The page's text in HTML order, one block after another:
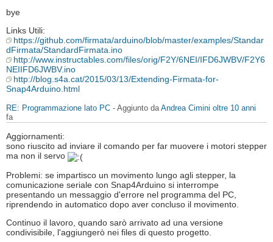
bye
Links Utili:
https://github.com/firmata/arduino/blob/master/examples/Standar
dFirmata/StandardFirmata.ino
http://www.instructables.com/files/orig/F2Y/6NEI/IFD6JWBV/F2Y6
NEIIFD6JWBV.ino
http://blog.s4a.cat/2015/03/13/Extending-Firmata-for-
Snap4Arduino.html
RE: Programmazione lato PC - Aggiunto daAndrea Cimini oltre 10 anni
fa
Aggiornamenti:
sono riuscito ad inviare il comando per far muovere i motori stepper
ma non il servo
Problemi: se impartisco un movimento lungo agli stepper, la
comunicazione seriale con Snap4Arduino si interrompe
presentando un messaggio d'errore nel programma del PC,
riprendendo in automatico dopo aver concluso il movimento.
Continuo il lavoro, quando sarò arrivato ad una versione
condivisibile, l'aggiungerò nei files di questo progetto.